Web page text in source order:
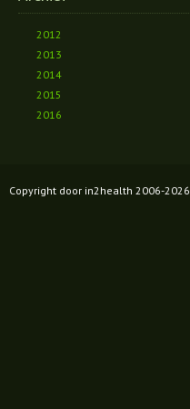
2012
2013
2014
2015
2016
Copyright door in2health 2006-2026